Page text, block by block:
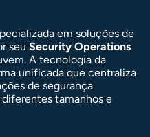
em soluções de
seu Security Operations
A tecnologia da
unificada que centraliza
de segurança
tamanhos e